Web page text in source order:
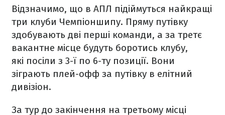
Відзначимо, що в АПЛ підіймуться найкращі
три клуби Чемпіоншипу. Пряму путівку
здобувають дві перші команди, а за третє
вакантне місце будуть боротись клубу,
які посіли з 3-ї по 6-ту позиції. Вони
зіграють плей-офф за путівку в елітний
дивізіон.
За тур до закінчення на третьому місці